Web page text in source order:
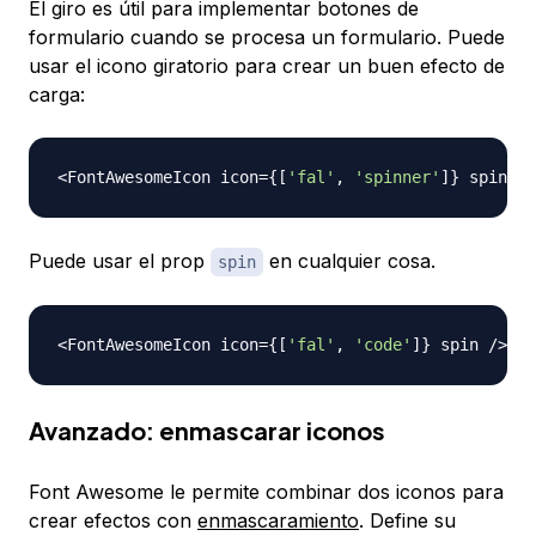
El giro es útil para implementar botones de
formulario cuando se procesa un formulario. Puede
usar el icono giratorio para crear un buen efecto de
carga:
<FontAwesomeIcon icon={ [ 'fal' , 'spinner' ] } spin
Puede usar el prop spin en cualquier cosa.
<FontAwesomeIcon icon={ [ 'fal' , 'code' ] } spin />
Avanzado: enmascarar iconos
Font Awesome le permite combinar dos iconos para
crear efectos con enmascaramiento. Define su